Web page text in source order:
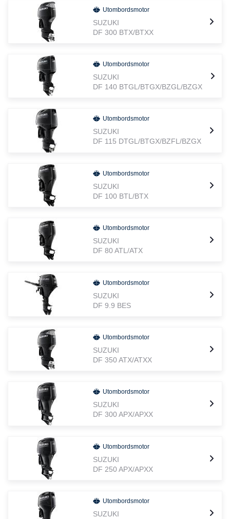
Utombordsmotor
SUZUKI
DF 300 BTX/BTXX
Utombordsmotor
SUZUKI
DF 140 BTGL/BTGX/BZGL/BZGX
Utombordsmotor
SUZUKI
DF 115 DTGL/BTGX/BZFL/BZGX
Utombordsmotor
SUZUKI
DF 100 BTL/BTX
Utombordsmotor
SUZUKI
DF 80 ATL/ATX
Utombordsmotor
SUZUKI
DF 9.9 BES
Utombordsmotor
SUZUKI
DF 350 ATX/ATXX
Utombordsmotor
SUZUKI
DF 300 APX/APXX
Utombordsmotor
SUZUKI
DF 250 APX/APXX
Utombordsmotor
SUZUKI